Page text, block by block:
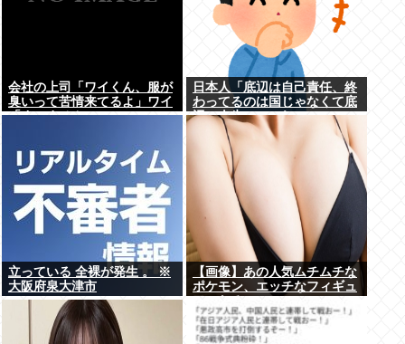
会社の上司「ワイくん、服が
臭いって苦情来てるよ」ワイ
「すいません」
日本人「底辺は自己責任、終
わってるのは国じゃなくて底
辺の人生」←これ
立っている 全裸が発生 。 ※
大阪府泉大津市
【画像】あの人気ムチムチな
ポケモン、エッチなフィギュ